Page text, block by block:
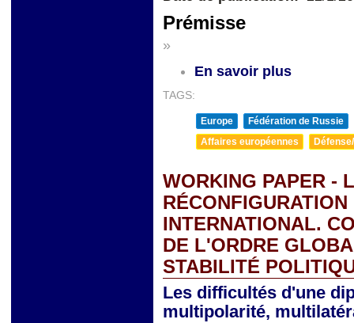
Prémisse
»
En savoir plus
TAGS:
Europe
Fédération de Russie
Affaires européennes
WORKING PAPER -
INTERNATIONAL.
DE L'ORDRE
STABILITÉ
Les difficultés d'une
multipolarité,